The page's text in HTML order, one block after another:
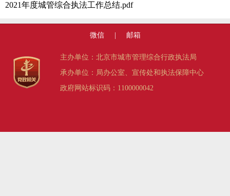
2021年度城管综合执法工作总结.pdf
微信 邮箱
主办单位：北京市城市管理综合行政执法局
承办单位：局办公室、宣传处和执法保障中心
政府网站标识码：1100000042